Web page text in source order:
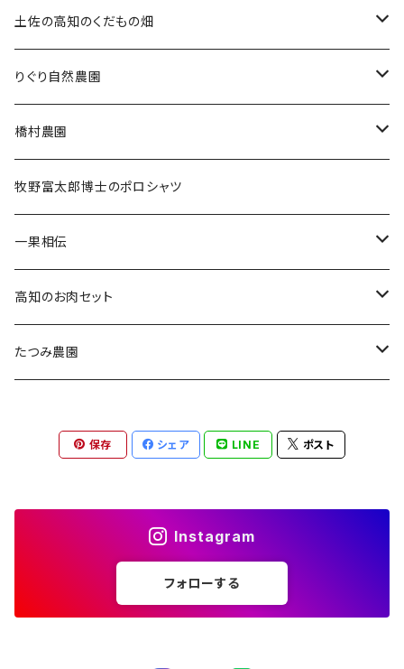
大粒サイズ
通常サイズ
ジャム・ビネガー
果物
果汁
ゼリー
調味料
土佐の高知のくだもの畑
土佐小夏
りぐり自然農園
フルティカトマト
橋村農園
あら川の桃
牧野富太郎博士のポロシャツ
一果相伝
マスクメロン
上級品
高知のお肉セット
土佐あかうし
土佐はちきん地鶏
たつみ農園
シルクスイート
保存 シェア LINE ポスト
Instagram
フォローする